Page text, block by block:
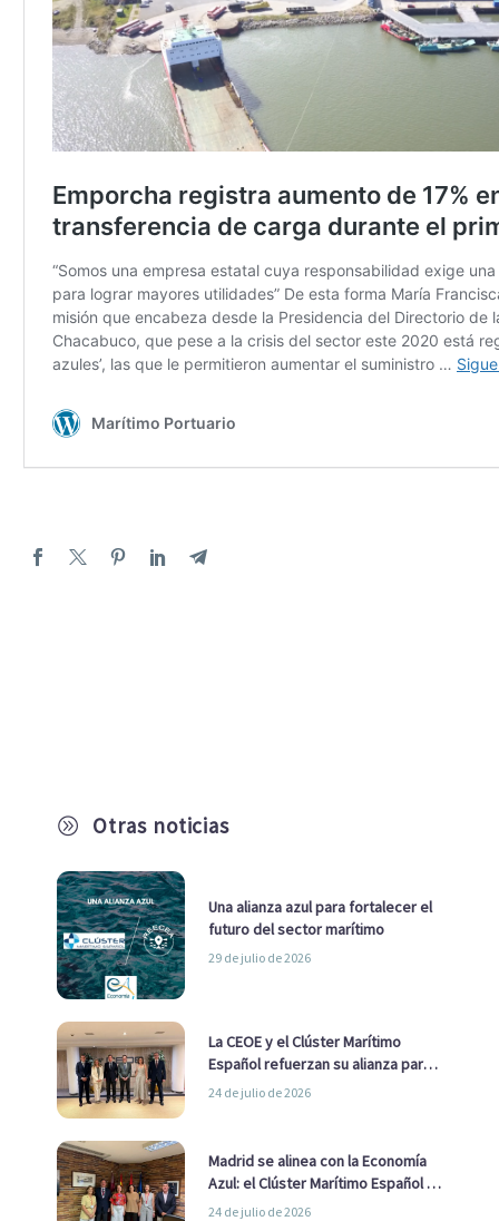
A Otras noticias
Una alianza azul para fortalecer el
futuro del sector marítimo
29 de julio de 2026
La CEOE y el Clúster Marítimo
Español refuerzan su alianza para
impulsar una estrategia Nacional
24 de julio de 2026
Madrid se alinea con la Economía
Azul: el Clúster Marítimo Español y
la Real Liga Naval avanzan alianzas
24 de julio de 2026